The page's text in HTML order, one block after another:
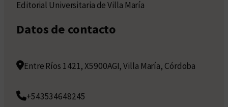
Editorial Universitaria de Villa María
Datos de contacto
Entre Ríos 1421, X5900AGI, Villa María, Córdoba
+543534648245